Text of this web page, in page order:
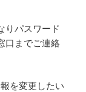
りパスワード
口までご連絡
を変更したい